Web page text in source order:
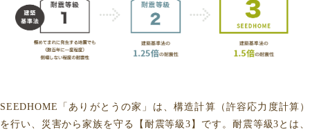
SEEDHOME「ありがとうの家」は、構造計算（許容応力度計算）
を行い、災害から家族を守る【耐震等級3】です。耐震等級3とは、